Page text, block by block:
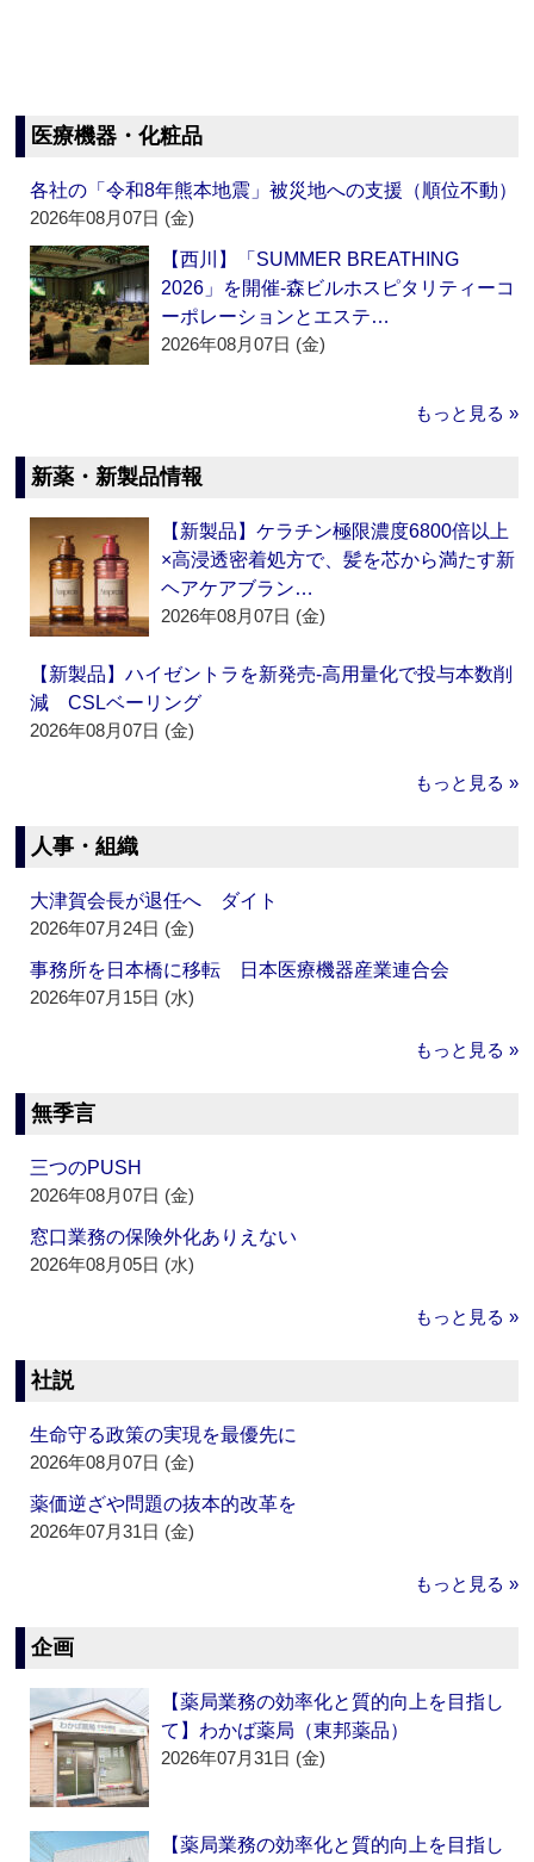
医療機器・化粧品
各社の「令和8年熊本地震」被災地への支援（順位不動）
2026年08月07日 (金)
【西川】「SUMMER BREATHING
2026」を開催‐森ビルホスピタリティーコ
ーポレーションとエステ…
2026年08月07日 (金)
もっと見る »
新薬・新製品情報
【新製品】ケラチン極限濃度6800倍以上
×高浸透密着処方で、髪を芯から満たす新
ヘアケアブラン…
2026年08月07日 (金)
【新製品】ハイゼントラを新発売‐高用量化で投与本数削
減 CSLベーリング
2026年08月07日 (金)
もっと見る »
人事・組織
大津賀会長が退任へ ダイト
2026年07月24日 (金)
事務所を日本橋に移転 日本医療機器産業連合会
2026年07月15日 (水)
もっと見る »
無季言
三つのPUSH
2026年08月07日 (金)
窓口業務の保険外化ありえない
2026年08月05日 (水)
もっと見る »
社説
生命守る政策の実現を最優先に
2026年08月07日 (金)
薬価逆ざや問題の抜本的改革を
2026年07月31日 (金)
もっと見る »
企画
【薬局業務の効率化と質的向上を目指し
て】わかば薬局（東邦薬品）
2026年07月31日 (金)
【薬局業務の効率化と質的向上を目指し